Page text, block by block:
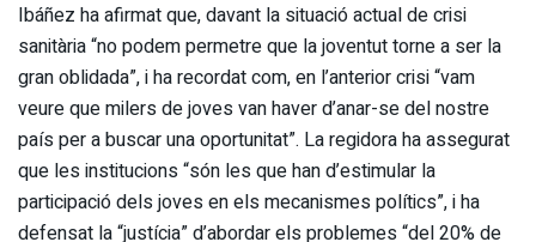
Ibáñez ha afirmat que, davant la situació actual de crisi
sanitària “no podem permetre que la joventut torne a ser la
gran oblidada”, i ha recordat com, en l’anterior crisi “vam
veure que milers de joves van haver d’anar-se del nostre
país per a buscar una oportunitat”. La regidora ha assegurat
que les institucions “són les que han d’estimular la
participació dels joves en els mecanismes polítics”, i ha
defensat la “justícia” d’abordar els problemes “del 20% de